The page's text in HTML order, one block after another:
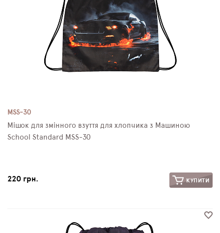
MSS-30
Мішок для змінного взуття для хлопчика з Машиною
School Standard MSS-30
220 грн. КУПИТИ